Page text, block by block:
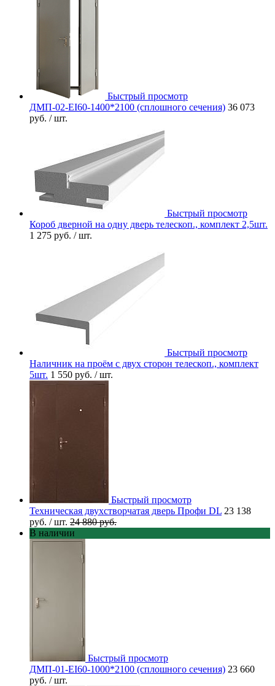
Быстрый просмотр
ДМП-02-EI60-1400*2100 (сплошного сечения) 36 073
руб. / шт.
Быстрый просмотр
Короб дверной на одну дверь телескоп., комплект 2,5шт.
1 275 руб. / шт.
Быстрый просмотр
Наличник на проём с двух сторон телескоп., комплект
5шт. 1 550 руб. / шт.
Быстрый просмотр
Техническая двухстворчатая дверь Профи DL 23 138
руб. / шт. 24 880 руб.
В наличии
Быстрый просмотр
ДМП-01-EI60-1000*2100 (сплошного сечения) 23 660
руб. / шт.